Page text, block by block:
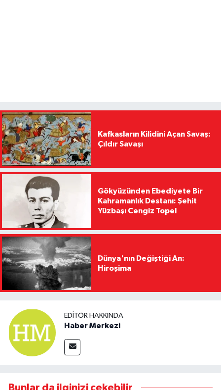
Kafkasların Kilidini Açan Savaş:
Çıldır Savaşı
Gökyüzünden Ebediyete Bir
Kahramanlık Destanı: Şehit
Yüzbaşı Cengiz Topel
Dünya'nın Değiştiği An:
Hiroşima
EDITÖR HAKKINDA
Haber Merkezi
Bunlar da ilginizi çekebilir